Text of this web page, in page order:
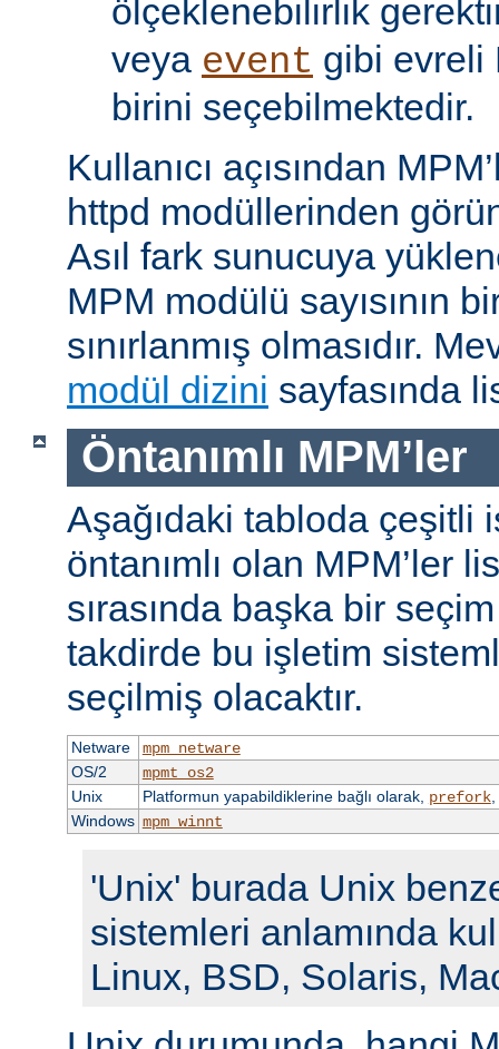
ölçeklenebilirlik
veya event gibi evreli
birini seçebilmektedir.
Kullanıcı açısından
httpd modüllerinden
Asıl fark sunucuya
MPM modülü sayısının
sınırlanmış olmasıdır.
modül dizini sayfasında
Öntanımlı MPM’ler
Aşağıdaki tabloda çeşitli
öntanımlı olan MPM’ler
sırasında başka bir seçim
takdirde bu işletim
seçilmiş olacaktır.
Netware
mpm_netware
OS/2
mpmt_os2
Unix
Platformun yapabildiklerine bağlı olarak, prefork,
Windows mpm_winnt
'Unix' burada Unix
sistemleri anlamında
Linux, BSD, Solaris,